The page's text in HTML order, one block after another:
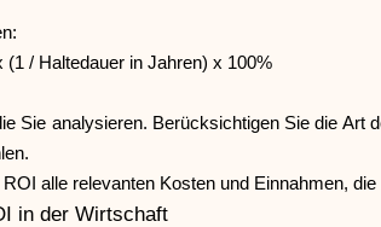
/ Haltedauer in Jahren) x 100%
Sie analysieren. Berücksichtigen Sie die
alle relevanten Kosten und Einnahmen,
in der Wirtschaft